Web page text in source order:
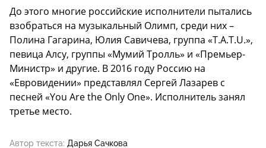
До этого многие российские исполнители пытались
взобраться на музыкальный Олимп, среди них –
Полина Гагарина, Юлия Савичева, группа «T.A.T.U.»,
певица Алсу, группы «Мумий Тролль» и «Премьер-
Министр» и другие. В 2016 году Россию на
«Евровидении» представлял Сергей Лазарев с
песней «You Are the Only One». Исполнитель занял
третье место.
Автор текста: Дарья Сачкова